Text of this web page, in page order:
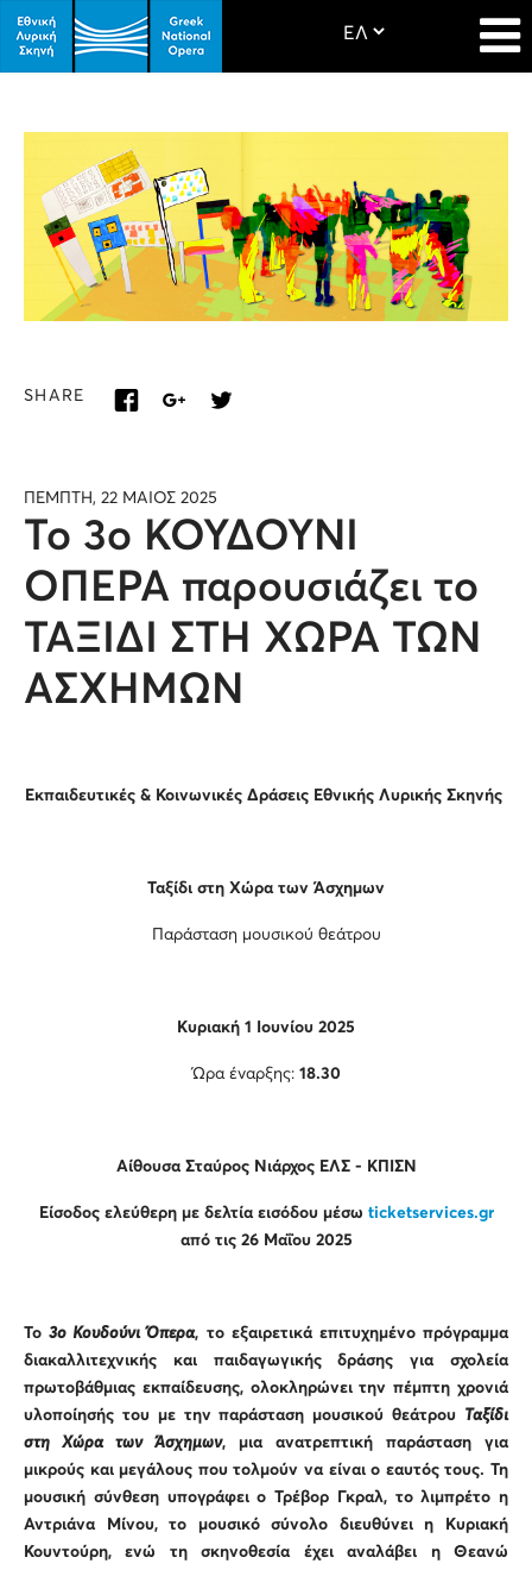
SHARE
ΠΕΜΠΤΗ, 22 ΜΑΙΟΣ 2025
Το 3ο ΚΟΥΔΟΥΝΙ
ΟΠΕΡΑ παρουσιάζει το
ΤΑΞΙΔΙ ΣΤΗ ΧΩΡΑ ΤΩΝ
ΑΣΧΗΜΩΝ
Εκπαιδευτικές & Κοινωνικές Δράσεις Εθνικής Λυρικής Σκηνής
Ταξίδι στη Χώρα των Άσχημων
Παράσταση μουσικού θεάτρου
Κυριακή 1 Ιουνίου 2025
Ώρα έναρξης: 18.30
Αίθουσα Σταύρος Νιάρχος ΕΛΣ - ΚΠΙΣΝ
Είσοδος ελεύθερη με δελτία εισόδου μέσω ticketservices.gr
από τις 26 Μαΐου 2025
Το3ο Κουδούνι Όπερα, το εξαιρετικά επιτυχημένο πρόγραμμα
διακαλλιτεχνικής και παιδαγωγικής δράσης για σχολεία
πρωτοβάθμιας εκπαίδευσης,ολοκληρώνει την πέμπτη χρονιά
υλοποίησής του με την παράσταση μουσικού θεάτρου Ταξίδι
στη Χώρα των Άσχημων, μια ανατρεπτική παράσταση για
μικρούς και μεγάλους που τολμούν να είναι ο εαυτός τους. Τη
μουσική σύνθεση υπογράφει ο Τρέβορ Γκραλ, το λιμπρέτο η
Αντριάνα Μίνου, το μουσικό σύνολο διευθύνει η Κυριακή
Κουντούρη, ενώ τη σκηνοθεσία έχει αναλάβει η Θεανώ